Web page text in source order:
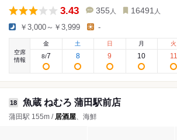
3.43 355 人 16491 人
￥3,000～￥3,999 -
空席
情報
金
8/7
土
8
日
9
月
10
火
11
18 魚蔵 ねむろ 蒲田駅前店
蒲田駅 155m / 居酒屋、海鮮